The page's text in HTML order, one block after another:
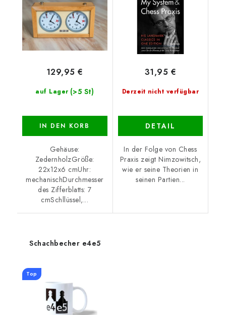
auf Lager (>5 St)
129,95 €
IN DEN KORB
Gehäuse:
ZedernholzGröße:
22x12x6 cmUhr:
mechanischDurchmesser
des Zifferblatts: 7
cmSchllüssel,...
Derzeit nicht verfügbar
31,95 €
DETAIL
In der Folge von Chess
Praxis zeigt Nimzowitsch,
wie er seine Theorien in
seinen Partien...
Schachbecher e4e5
Top